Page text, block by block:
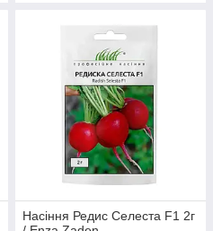
Насіння Редис Селеста F1 2г